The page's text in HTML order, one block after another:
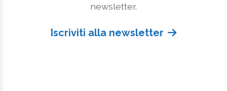
newsletter.
Iscriviti alla newsletter